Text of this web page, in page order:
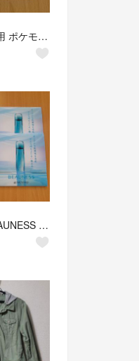
annie.さま専用 ポケモンパンシール
MENARD BEAUNESS トライアルセット